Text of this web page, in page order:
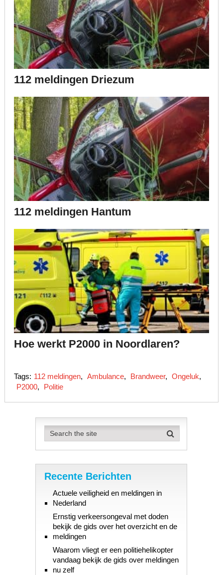
112 meldingen Driezum
112 meldingen Hantum
Hoe werkt P2000 in Noordlaren?
Tags: 112 meldingen, Ambulance, Brandweer, Ongeluk,
P2000, Politie
Recente Berichten
Actuele veiligheid en meldingen in
Nederland
Ernstig verkeersongeval met doden
bekijk de gids over het overzicht en de
meldingen
Waarom vliegt er een politiehelikopter
vandaag bekijk de gids over meldingen
nu zelf